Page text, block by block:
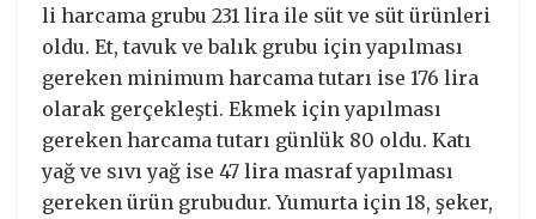
li harcama grubu 231 lira ile süt ve süt ürünleri
oldu. Et, tavuk ve balık grubu için yapılması
gereken minimum harcama tutarı ise 176 lira
olarak gerçekleşti. Ekmek için yapılması
gereken harcama tutarı günlük 80 oldu. Katı
yağ ve sıvı yağ ise 47 lira masraf yapılması
gereken ürün grubudur. Yumurta için 18, şeker,